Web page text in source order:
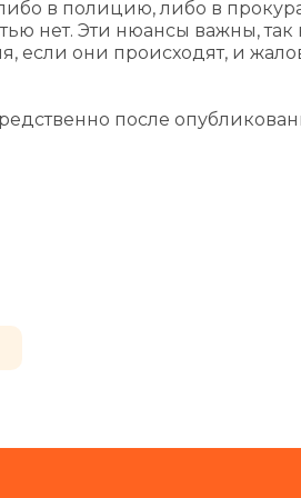
в полицию, либо в
нет. Эти нюансы важны,
если они происходят, и
после